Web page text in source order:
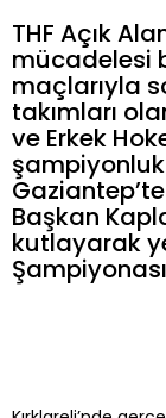
THF Açık
mücadelesi
maçlarıyla
takımları
ve Erkek
şampiyonluk
Başkan
kutlayarak